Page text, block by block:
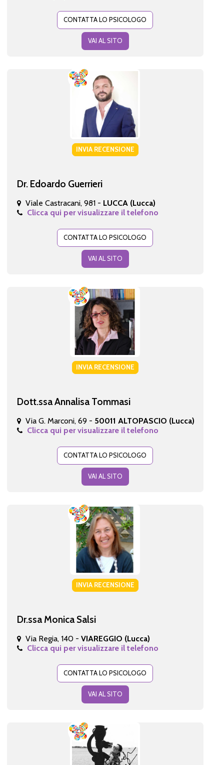
CONTATTA LO PSICOLOGO
VAI AL SITO
INVIA RECENSIONE
Dr. Edoardo Guerrieri
Viale Castracani, 981 - LUCCA (Lucca)
Clicca qui per visualizzare il telefono
CONTATTA LO PSICOLOGO
VAI AL SITO
INVIA RECENSIONE
Dott.ssa Annalisa Tommasi
Via G. Marconi, 69 - 50011 ALTOPASCIO (Lucca)
Clicca qui per visualizzare il telefono
CONTATTA LO PSICOLOGO
VAI AL SITO
INVIA RECENSIONE
Dr.ssa Monica Salsi
Via Regia, 140 - VIAREGGIO (Lucca)
Clicca qui per visualizzare il telefono
CONTATTA LO PSICOLOGO
VAI AL SITO